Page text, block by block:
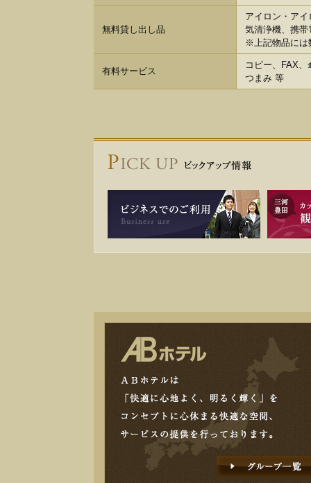
無料貸し出し品
アイロン・ア
気清浄機、携
※上記物品には
有料サービス
コピー、FAX
つまみ 等